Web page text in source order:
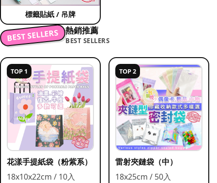
標籤貼紙 / 吊牌
BEST SELLERS 熱銷推薦
BEST SELLERS
TOP 1
花漾手提紙袋（粉紫系）
18x10x22cm / 10入
TOP 2
雷射夾鏈袋（中）
18x25cm / 50入